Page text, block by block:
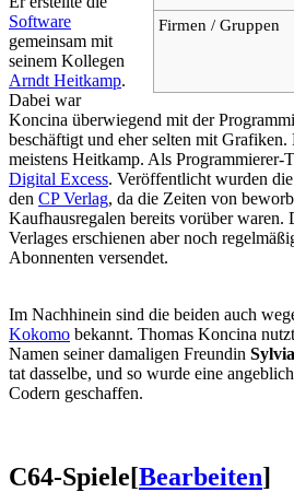
Firmen / Gruppen
Software
gemeinsam mit
seinem Kollegen
Arndt Heitkamp.
Dabei war
Koncina überwiegend mit der
beschäftigt und eher selten mit Grafiken.
meistens Heitkamp. Als Programmierer-
Digital Excess. Veröffentlicht wurden
den CP Verlag, da die Zeiten von
Kaufhausregalen bereits vorüber waren.
Verlages erschienen aber noch
Abonnenten versendet.
Im Nachhinein sind die beiden auch
Kokomo bekannt. Thomas Koncina
Namen seiner damaligen Freundin
tat dasselbe, und so wurde eine
Codern geschaffen.
C64-Spiele[Bearbeiten]